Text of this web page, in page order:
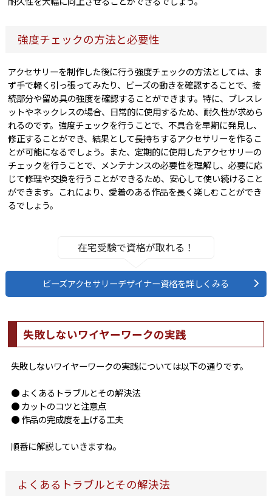
強度チェックの方法と必要性
アクセサリーを制作した後に行う強度チェックの方法としては、ま
ず手で軽く引っ張ってみたり、ビーズの動きを確認することで、接
続部分や留め具の強度を確認することができます。特に、ブレスレ
ットやネックレスの場合、日常的に使用するため、耐久性が求めら
れるのです。強度チェックを行うことで、不具合を早期に発見し、
修正することができ、結果として長持ちするアクセサリーを作るこ
とが可能になるでしょう。また、定期的に使用したアクセサリーの
チェックを行うことで、メンテナンスの必要性を理解し、必要に応
じて修理や交換を行うことができるため、安心して使い続けること
ができます。これにより、愛着のある作品を長く楽しむことができ
るでしょう。
在宅受験で資格が取れる！
ビーズアクセサリーデザイナー資格を詳しくみる
失敗しないワイヤーワークの実践
失敗しないワイヤーワークの実践については以下の通りです。
● よくあるトラブルとその解決法
● カットのコツと注意点
● 作品の完成度を上げる工夫
順番に解説していきますね。
よくあるトラブルとその解決法